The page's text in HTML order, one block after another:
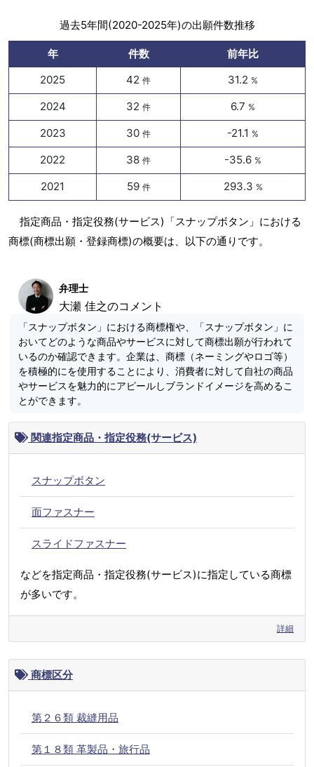
過去5年間(2020-2025年)の出願件数推移
年 件数
前年比
2025
42 件 31.2 %
2024 32 件 6.7 %
2023 30 件 -21.1 %
2022 38 件 -35.6 %
2021 59 件 293.3 %
指定商品・指定役務(サービス)「スナップボタン」における
商標(商標出願・登録商標)の概要は、以下の通りです。
弁理士
大瀬 佳之のコメント
「スナップボタン」における商標権や、「スナップボタン」に
おいてどのような商品やサービスに対して商標出願が行われて
いるのか確認できます。企業は、商標（ネーミングやロゴ等）
を積極的にを使用することにより、消費者に対して自社の商品
やサービスを魅力的にアピールしブランドイメージを高めるこ
とができます。
関連指定商品・指定役務(サービス)
スナップボタン
面ファスナー
スライドファスナー
などを指定商品・指定役務(サービス)に指定している商標
が多いです。
詳細
商標区分
第２６類 裁縫用品
第１８類 革製品・旅行品